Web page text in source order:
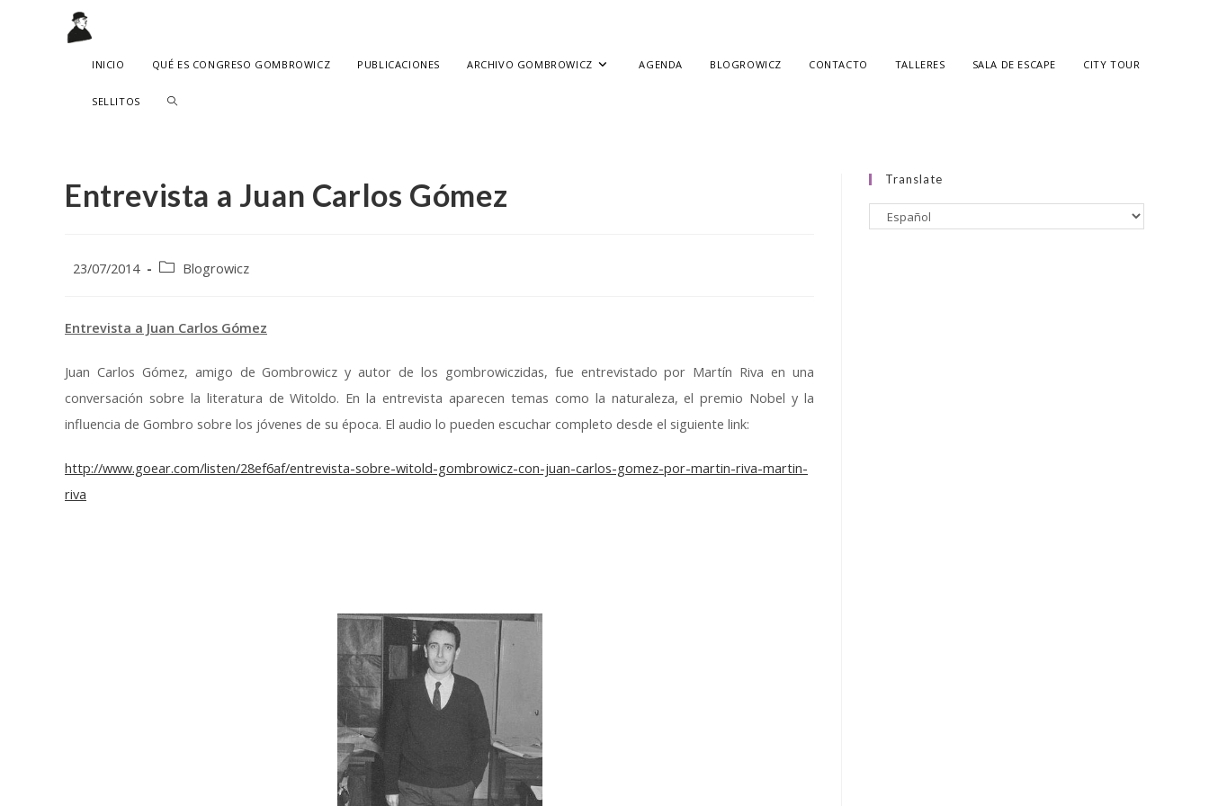
INICIO QUÉ ES CONGRESO GOMBROWICZ PUBLICACIONES ARCHIVO GOMBROWICZ AGENDA BLOGROWICZ CONTACTO TALLERES SALA DE ESCAPE CITY TOUR
SELLITOS ALTERNAR
LA
Entrevista a Juan Carlos Gómez
Publicación
entrada:
23/07/2014
Categoría
entrada:
Blogrowicz
Entrevista a Juan Carlos Gómez
Juan Carlos Gómez, amigo de Gombrowicz y autor de los gombrowiczidas, fue entrevistado por Martín Riva en una
conversación sobre la literatura de Witoldo. En la entrevista aparecen temas como la naturaleza, el premio Nobel y la
influencia de Gombro sobre los jóvenes de su época. El audio lo pueden escuchar completo desde el siguiente link:
http://www.goear.com/listen/28ef6af/entrevista-sobre-witold-gombrowicz-con-juan-carlos-gomez-por-martin-riva-martin-
riva
Translate